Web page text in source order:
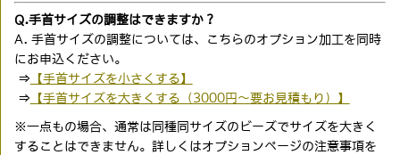
Q.手首サイズの調整はできますか？
A. 手首サイズの調整については、こちらのオプション加工を同時
にお申込ください。
⇒ 【手首サイズを小さくする】
⇒ 【手首サイズを大きくする（3000円〜要お見積もり）】
※一点もの場合、通常は同種同サイズのビーズでサイズを大きく
することはできません。詳しくはオプションページの注意事項を